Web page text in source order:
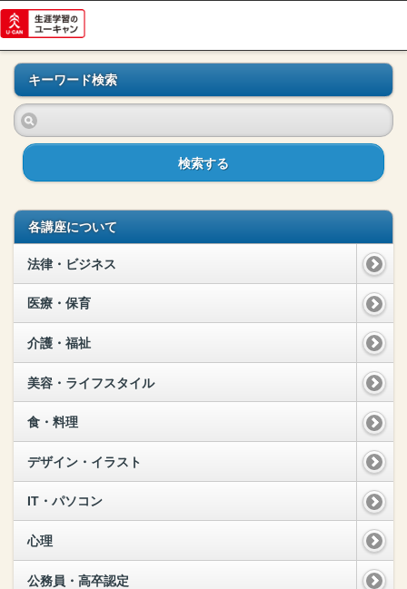
キーワード検索
検索する
各講座について
法律・ビジネス
医療・保育
介護・福祉
美容・ライフスタイル
食・料理
デザイン・イラスト
IT・パソコン
心理
公務員・高卒認定